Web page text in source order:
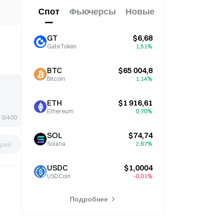
0/400
Спот Фьючерсы Новые
GT
GateToken
$6,68
1,51%
BTC
Bitcoin
$65 004,8
1,14%
ETH
Ethereum
$1 916,61
0,70%
SOL
Solana
$74,74
2,67%
USDC
USDCoin
$1,0004
-0,01%
Подробнее